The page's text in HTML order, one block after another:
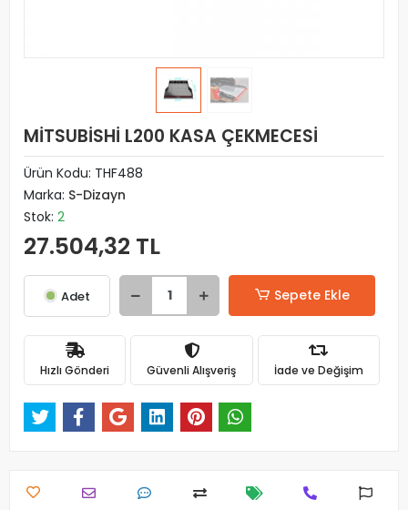
MİTSUBİSHİ L200 KASA ÇEKMECESİ
Ürün Kodu: THF488
Marka: S-Dizayn
Stok: 2
27.504,32 TL
Adet Sepete Ekle
Hızlı Gönderi Güvenli Alışveriş İade ve Değişim